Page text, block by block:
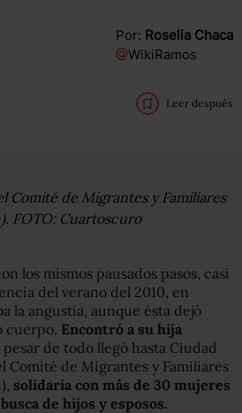
Por: Roselia Chaca
@WikiRamos
Leer después
Comité de Migrantes y Familiares
FOTO: Cuartoscuro
los mismos pausados pasos, casi
del verano del 2010, en
la angustia, aunque ésta dejó
cuerpo. Encontró a su hija
pesar de todo llegó hasta Ciudad
Comité de Migrantes y Familiares
solidaria con más de 30 mujeres
de hijos y esposos.